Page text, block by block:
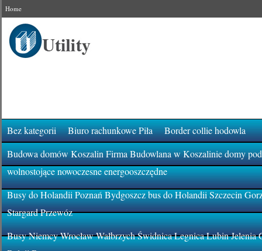
Home
Bez kategorii Biuro rachunkowe Piła
Border collie hodowla
Budowa domów Koszalin Firma Budowlana w Koszalinie domy
wolnostojące nowoczesne energooszczędne
Busy do Holandii Poznań Bydgoszcz bus do Holandii Szczecin
Stargard Przewóz
Busy Niemcy Wrocław Wałbrzych Świdnica Legnica Lubin